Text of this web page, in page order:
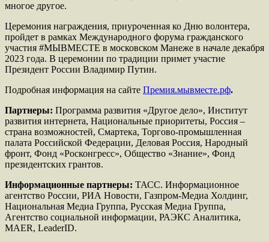
многое другое.
Церемония награждения, приуроченная ко Дню волонтера,
пройдет в рамках Международного форума гражданского
участия #МЫВМЕСТЕ в московском Манеже в начале декабря
2023 года. В церемонии по традиции примет участие
Президент России Владимир Путин.
Подробная информация на сайте Премия.мывместе.рф.
Партнеры: Программа развития «Другое дело», Институт
развития интернета, Национальные приоритеты, Россия –
страна возможностей, Cмартека, Торгово-промышленная
палата Российской Федерации, Деловая Россия, Народный
фронт, Фонд «Росконгресс», Общество «Знание», Фонд
президентских грантов.
Информационные партнеры: ТАСС. Информационное
агентство России, РИА Новости, Газпром-Медиа Холдинг,
Национальная Медиа Группа, Русская Медиа Группа,
Агентство социальной информации, РАЭКС Аналитика,
MAER, LeaderID.